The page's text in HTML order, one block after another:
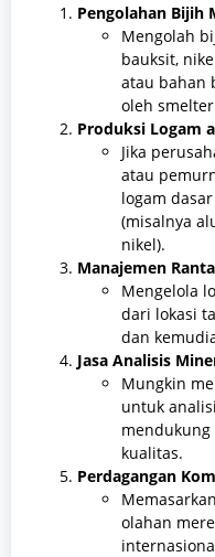
Pengolahan Bijih
Mengolah
bauksit,
atau bahan
oleh
Produksi Logam
Jika
atau
logam
(misalnya
nikel).
Manajemen
Mengelola
dari lokasi
dan
Jasa Analisis
Mungkin
untuk
kualitas.
Perdagangan
olahan